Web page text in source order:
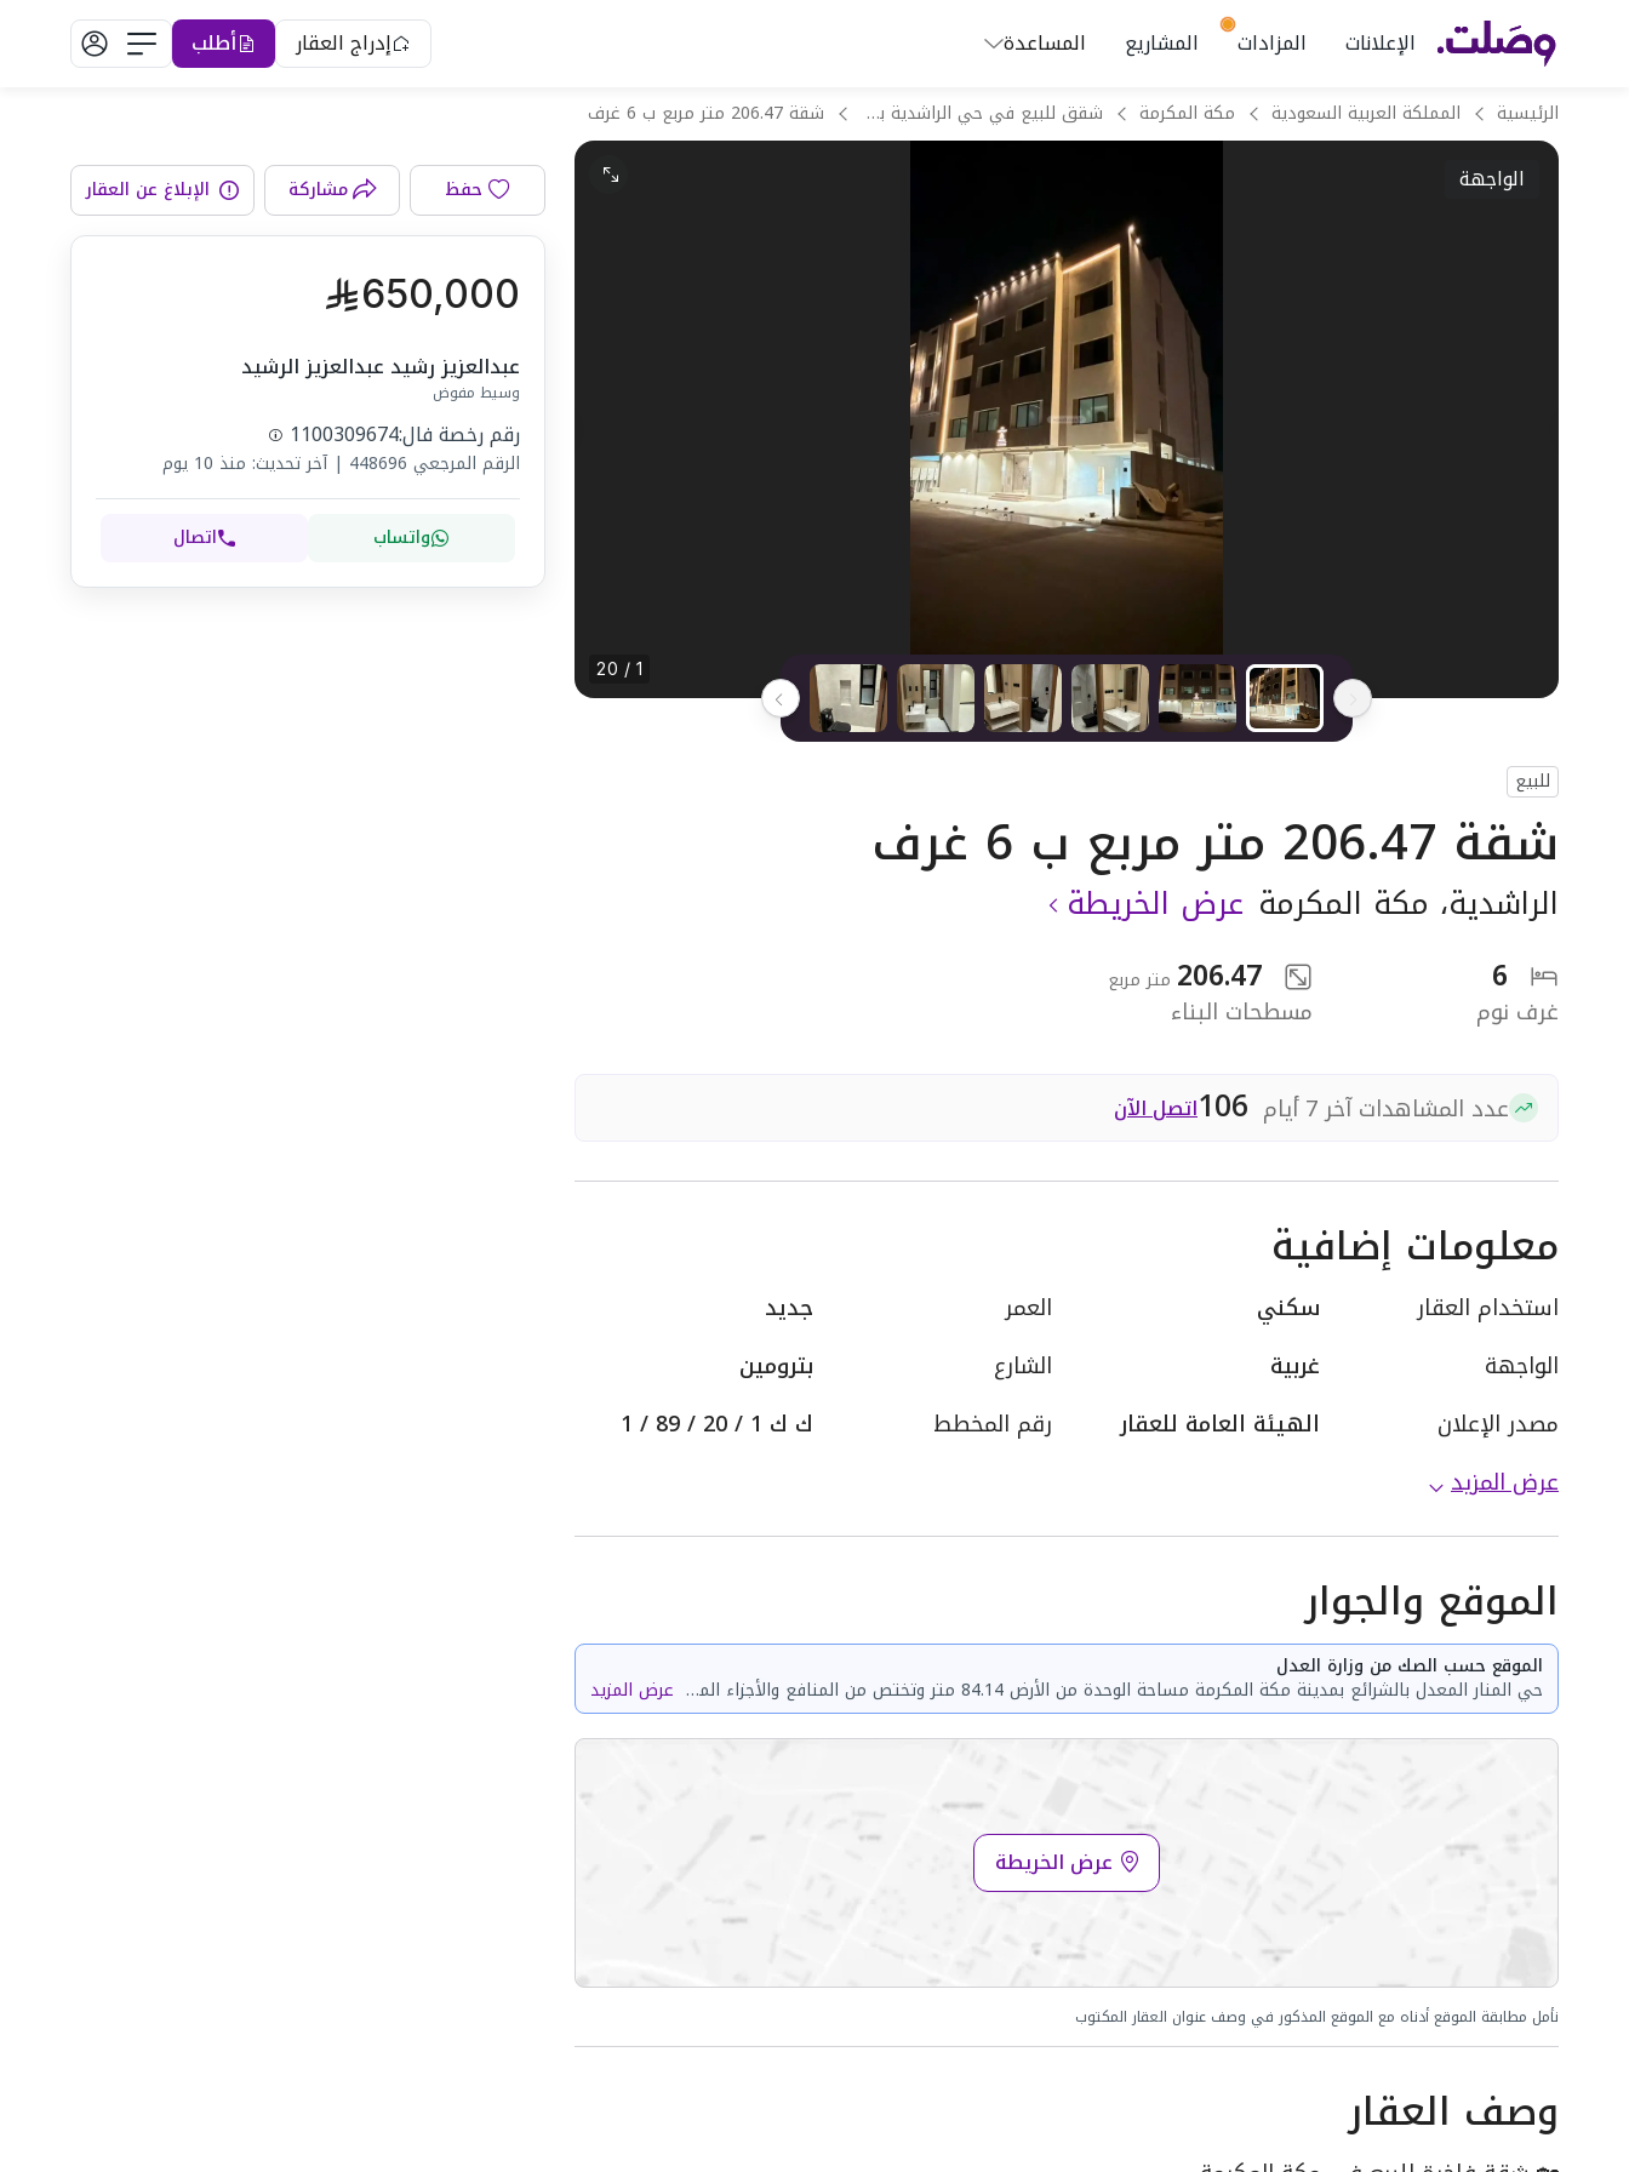
الإعلانات المزادات المشاريع المساعدة إدراج العقار أطلب
الرئيسية المملكة العربية السعودية مكة المكرمة شقق للبيع في حي الراشدية بمكة المكرمة شقة 206.47 متر مربع ب 6 غرف
الواجهة الواجهة
1 / 20
للبيع
شقة 206.47 متر مربع ب 6 غرف
الراشدية، مكة المكرمة عرض الخريطة
6
غرف نوم
206.47 متر مربع
مسطحات البناء
عدد المشاهدات آخر 7 أيام 106اتصل الآن
معلومات إضافية
استخدام العقار سكني العمر
جديد
الواجهة
غربية الشارع
بترومين
مصدر الإعلان
الهيئة العامة للعقار رقم المخطط
ك ك 1 / 20 / 89 / 1
عرض المزيد
الموقع والجوار
الموقع حسب الصك من وزارة العدل
حي المنار المعدل بالشرائع بمدينة مكة المكرمة مساحة الوحدة من الأرض 84.14 متر وتختص من المنافع والأجزاء المشتركة بمساحة 176.07 متر عرض المزيد
عرض الخريطة
نأمل مطابقة الموقع أدناه مع الموقع المذكور في وصف عنوان العقار المكتوب
وصف العقار
حفظ مشاركة الإبلاغ عن العقار
650,000
عبدالعزيز رشيد عبدالعزيز الرشيد
وسيط مفوض
رقم رخصة فال:1100309674
الرقم المرجعي 448696
|آخر تحديث: منذ 10 يوم
واتساب اتصال